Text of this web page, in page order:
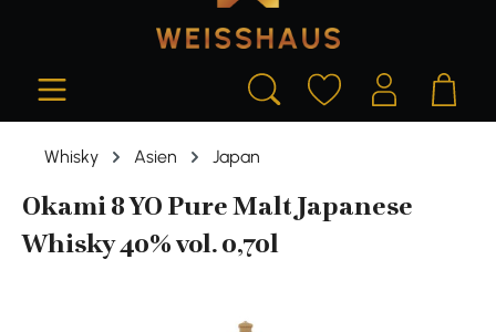
Whisky Asien Japan
Okami 8 YO Pure Malt Japanese
Whisky 40% vol. 0,70l